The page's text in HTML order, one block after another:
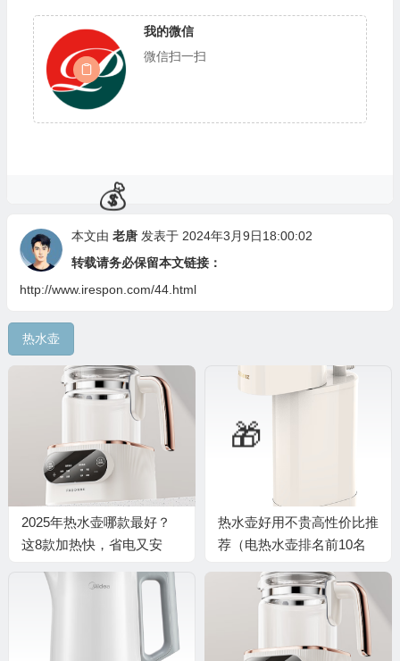
我的微信
微信扫一扫
本文由 老唐发表于 2024年3月9日18:00:02
转载请务必保留本文链接：
http://www.irespon.com/44.html
热水壶
2025年热水壶哪款最好？
这8款加热快，省电又安
热水壶好用不贵高性价比推
荐（电热水壶排名前10名
🎁